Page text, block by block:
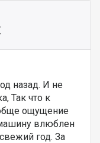
назад. И не
Так что к
ощущение
влюблен
год. За